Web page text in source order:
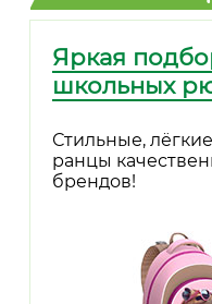
Яркая
школьных
Стильные,
ранцы
брендов!